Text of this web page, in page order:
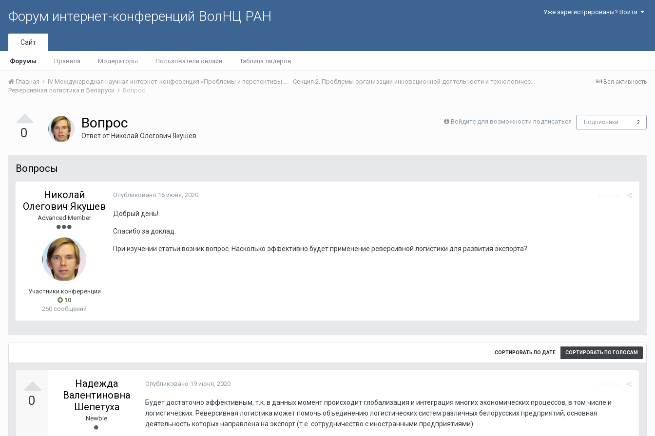
Форум интернет-конференций ВолНЦ РАН Уже зарегистрированы? Войти
Сайт
Форумы Правила Модераторы Пользователи онлайн Таблица лидеров
Вся активность
Главная IV Международная научная интернет-конференция «Проблемы и перспективы развития научно-технологического пространства»
Секция 2. Проблемы организации инновационной деятельности и технологического предпринимательства в реальном секторе экономики
Реверсивная логистика в Беларуси
Вопрос
0
Войдите для возможности подписаться Подписчики 2
Вопрос
Ответ от Николай Олегович Якушев
Вопросы
Николай
Олегович Якушев
Advanced Member
Участники конференции
10
260 сообщений
Опубликовано 16 июня, 2020
Добрый день!
Спасибо за доклад.
При изучении статьи возник вопрос. Насколько эффективно будет применение реверсивной логистики для развития экспорта?
СОРТИРОВАТЬ ПО ГОЛОСАМ
СОРТИРОВАТЬ ПО ДАТЕ
0
Надежда
Валентиновна
Шепетуха
Newbie
Опубликовано 19 июня, 2020
Будет достаточно эффективным, т.к. в данных момент происходит глобализация и интеграция многих экономических процессов, в том числе и
логистических. Реверсивная логистика может помочь объединению логистических систем различных белорусских предприятий, основная
деятельность которых направлена на экспорт (т.е. сотрудничество с иностранными предприятиями).